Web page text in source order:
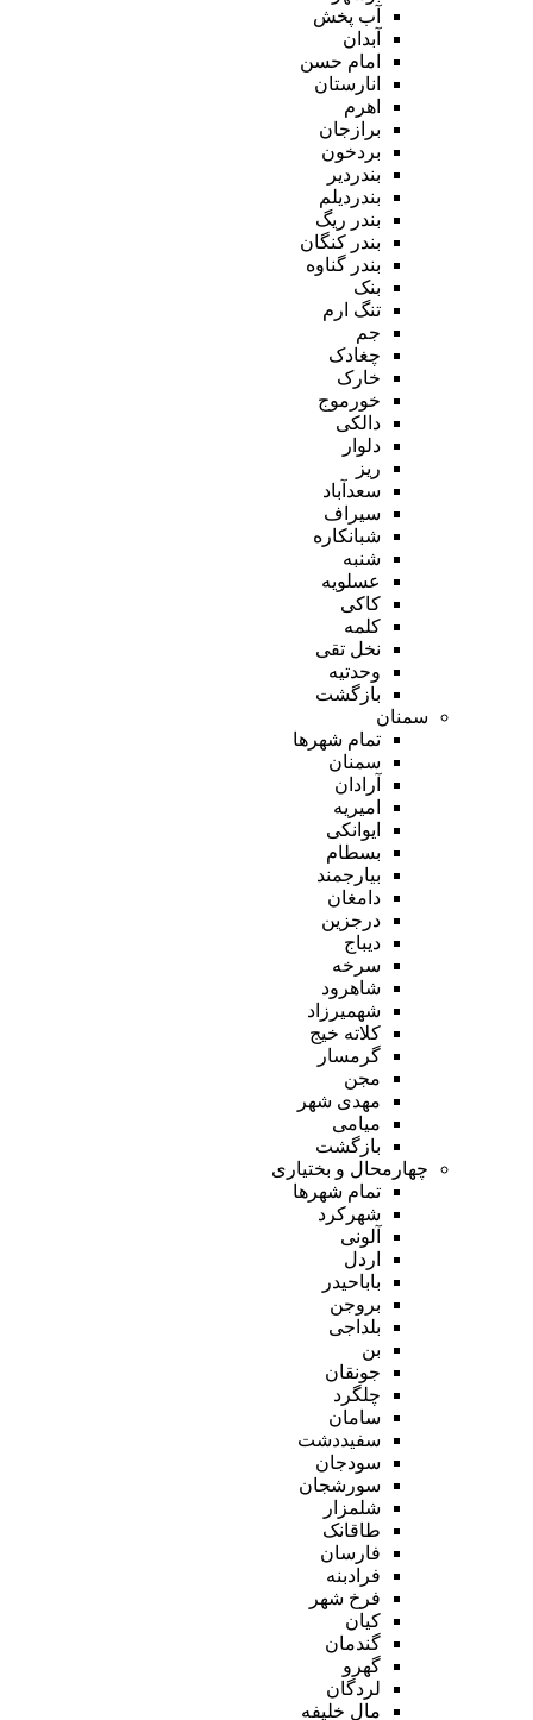
آب پخش
آبدان
امام حسن
انارستان
اهرم
برازجان
بردخون
بندردیر
بندردیلم
بندر ریگ
بندر کنگان
بندر گناوه
بنک
تنگ ارم
جم
چغادک
خارک
خورموج
دالکی
دلوار
ریز
سعدآباد
سیراف
شبانکاره
شنبه
عسلویه
کاکی
کلمه
نخل تقی
وحدتیه
بازگشت
سمنان
تمام شهر‌ها
سمنان
آرادان
امیریه
ایوانکی
بسطام
بیارجمند
دامغان
درجزین
دیباج
سرخه
شاهرود
شهمیرزاد
کلاته خیج
گرمسار
مجن
مهدی شهر
میامی
بازگشت
چهارمحال و بختیاری
تمام شهر‌ها
شهرکرد
آلونی
اردل
باباحیدر
بروجن
بلداجی
بن
جونقان
چلگرد
سامان
سفیددشت
سودجان
سورشجان
شلمزار
طاقانک
فارسان
فرادبنه
فرخ شهر
کیان
گندمان
گهرو
لردگان
مال خلیفه